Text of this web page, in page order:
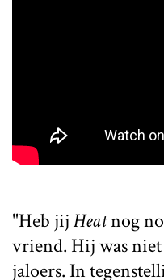
"Heb jijHeatnog
vriend. Hij was niet
jaloers. In